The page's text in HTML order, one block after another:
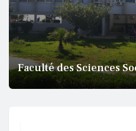
Faculté des Sciences